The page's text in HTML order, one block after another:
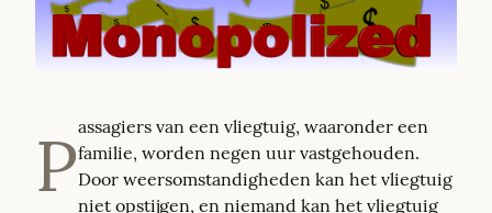
Passagiers van een vliegtuig, waaronder een
familie, worden negen uur vastgehouden.
Door weersomstandigheden kan het vliegtuig
niet opstijgen, en niemand kan het vliegtuig